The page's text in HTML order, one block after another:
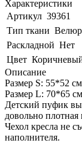
Характеристики
Артикул 39361
Тип ткани Велюр
Раскладной Нет
Цвет
Описание
Размер S: 55*52 см
Размер L: 70*65 см
Детский пуфик
довольно плотная
Чехол кресла не
наполнителя.